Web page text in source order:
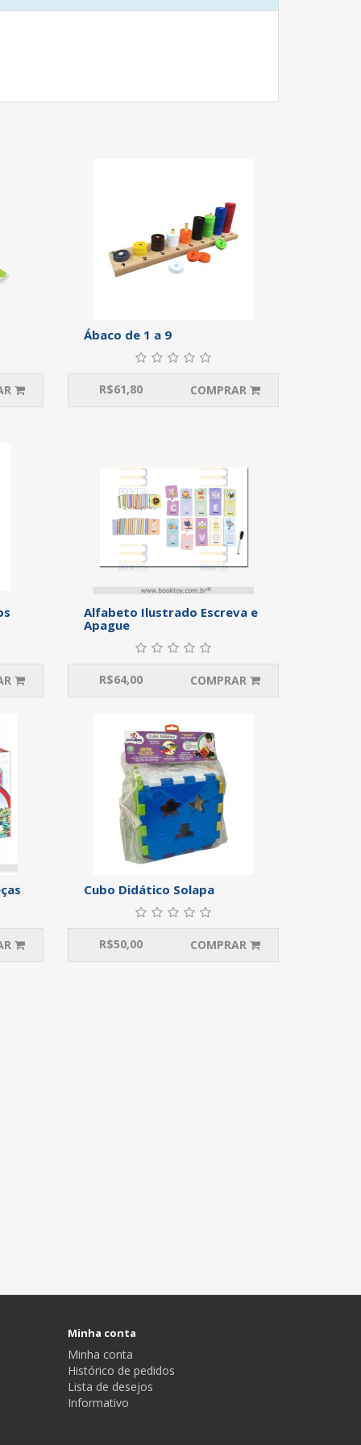
Ábaco de 1 a 9
R$61,80 COMPRAR
Alfabeto Ilustrado Escreva e
Apague
R$64,00 COMPRAR
Cubo Didático Solapa
R$50,00 COMPRAR
Minha conta
Minha conta
Histórico de pedidos
Lista de desejos
Informativo